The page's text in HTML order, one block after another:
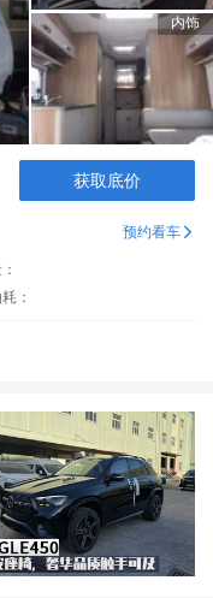
内饰
获取底价
预约看车 
：